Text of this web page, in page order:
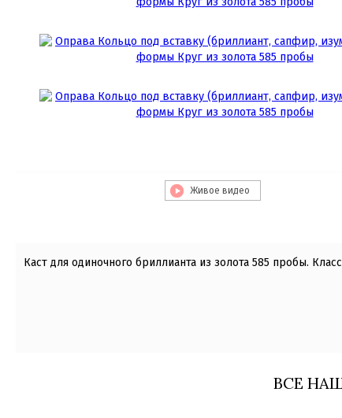
Живое видео
Каст для одиночного бриллианта из золота 585 пробы.
ВСЕ